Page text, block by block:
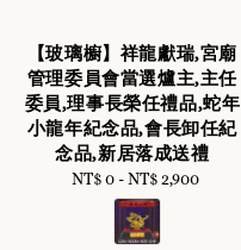
【玻璃櫥】祥龍獻瑞,宮廟
管理委員會當選爐主,主任
委員,理事長榮任禮品,蛇年
小龍年紀念品,會長卸任紀
念品,新居落成送禮
Regular
price
NT$ 0-NT$ 2,900